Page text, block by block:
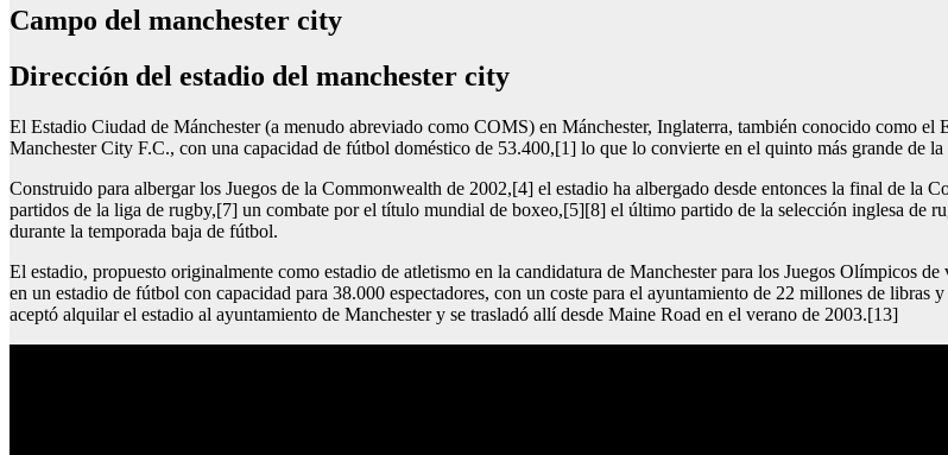
Campo del manchester city
dirección del estadio del manchester city
El Estadio Ciudad de Mánchester (a menudo abreviado como COMS) en Mánchester, Inglaterra, también conocido como
Manchester City F.C., con una capacidad de fútbol doméstico de 53.400,[1] lo que lo convierte en el quinto más grande de
Construido para albergar los Juegos de la Commonwealth de 2002,[4] el estadio ha albergado desde entonces la final de
partidos de la liga de rugby,[7] un combate por el título mundial de boxeo,[5][8] el último partido de la selección inglesa de
durante la temporada baja de fútbol.
El estadio, propuesto originalmente como estadio de atletismo en la candidatura de Manchester para los Juegos Olímpicos
en un estadio de fútbol con capacidad para 38.000 espectadores, con un coste para el ayuntamiento de 22 millones de
aceptó alquilar el estadio al ayuntamiento de Manchester y se trasladó allí desde Maine Road en el verano de 2003.[13]